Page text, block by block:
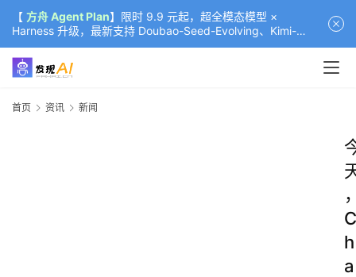
【 方舟 Agent Plan】限时 9.9 元起，超全模态模型 ×
Harness 升级，最新支持 Doubao-Seed-Evolving、Kimi-
K3（部分）、GLM-5.2
首页 资讯 新闻
C
h
a